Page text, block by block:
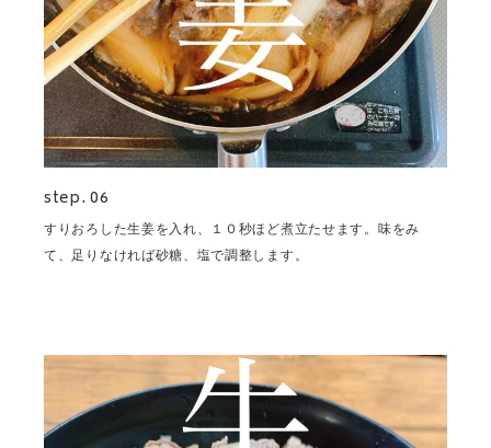
step. 06
すりおろした生姜を入れ、１０秒ほど煮立たせます。味をみ
て、足りなければ砂糖、塩で調整します。